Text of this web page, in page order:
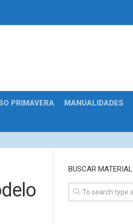
PRIMAVERA MANUALIDADES
BUSCAR MATERIAL